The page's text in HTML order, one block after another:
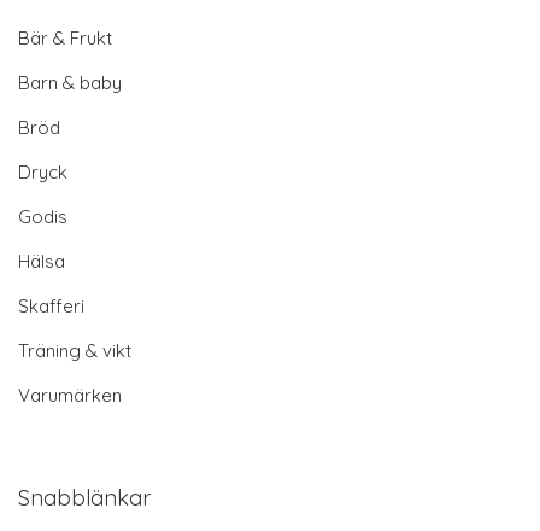
Bär & Frukt
Barn & baby
Bröd
Dryck
Godis
Hälsa
Skafferi
Träning & vikt
Varumärken
Snabblänkar